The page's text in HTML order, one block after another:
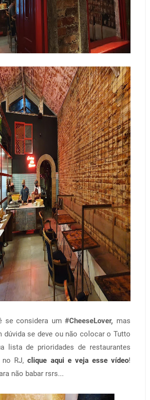
se considera um#CheeseLover, mas
dúvida se deve ou não colocar o Tutto
lista de prioridades de restaurantes
no RJ, clique aqui e veja esse vídeo!
não babar rsrs...